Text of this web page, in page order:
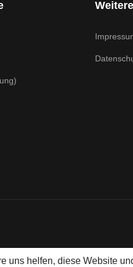
helfen, diese Website